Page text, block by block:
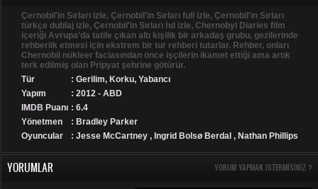
Çernobil'in Sırları izle, Çernobil'in Sırları full izle, Çernobil'in Sırları
türkçe dublaj izle, Çernobil'in Sırları hd izle, Chernobyl Diaries film
içeriği Avrupa'da tatile çıkan altı kişilik bir arkadaş grubu, gezilerinde
rehberlik etmesi için ekstrem bir tur rehberi tutarlar. Rehber, onları
Chernobil nükleer faciasından önce işçilerin ikamet ettiği ama artık
terk edilmiş olan Pripyat şehrine götürür.
Tür
: Gerilim, Korku, Yabancı
Yapım
: 2012 - ABD
IMDB Puanı : 6.4
Yönetmen
: Bradley Parker
Oyuncular
: Jesse McCartney , Ingrid Bolsø Berdal , Nathan Phillips
YORUMLAR YORUM YAPMAK ISTERMISINIZ ?